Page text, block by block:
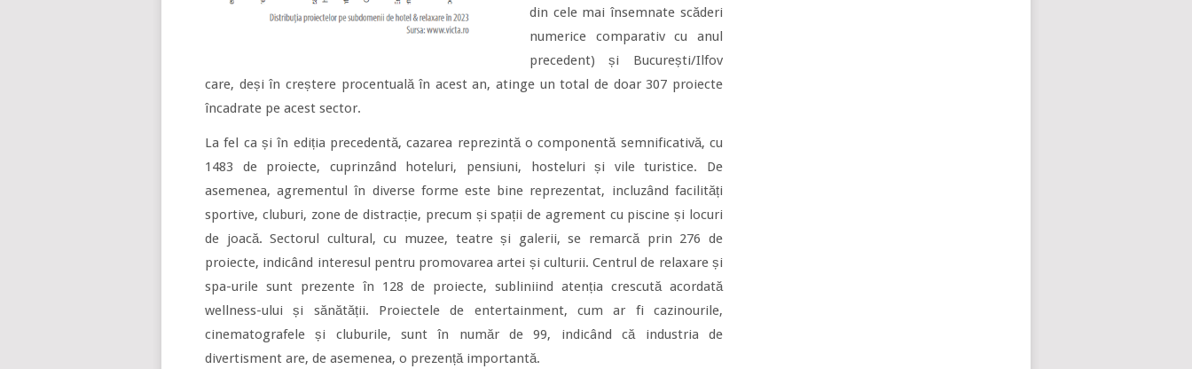
din cele mai însemnate scăderi
numerice comparativ cu anul
precedent) și București/Ilfov
care, deși în creștere procentuală în acest an, atinge un total de doar 307 proiecte
încadrate pe acest sector.
La fel ca și în ediția precedentă, cazarea reprezintă o componentă semnificativă, cu
1483 de proiecte, cuprinzând hoteluri, pensiuni, hosteluri și vile turistice. De
asemenea, agrementul în diverse forme este bine reprezentat, incluzând facilități
sportive, cluburi, zone de distracție, precum și spații de agrement cu piscine și locuri
de joacă. Sectorul cultural, cu muzee, teatre și galerii, se remarcă prin 276 de
proiecte, indicând interesul pentru promovarea artei și culturii. Centrul de relaxare și
spa-urile sunt prezente în 128 de proiecte, subliniind atenția crescută acordată
wellness-ului și sănătății. Proiectele de entertainment, cum ar fi cazinourile,
cinematografele și cluburile, sunt în număr de 99, indicând că industria de
divertisment are, de asemenea, o prezență importantă.